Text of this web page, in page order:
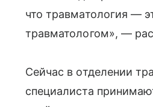
что травматология —
травматологом», —
Сейчас в отделении
специалиста